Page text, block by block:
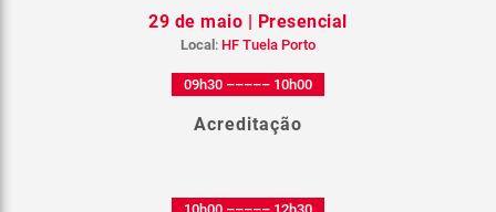
29 de maio | Presencial
Local : HF Tuela Porto
09h30 ––––– 10h00
Acreditação